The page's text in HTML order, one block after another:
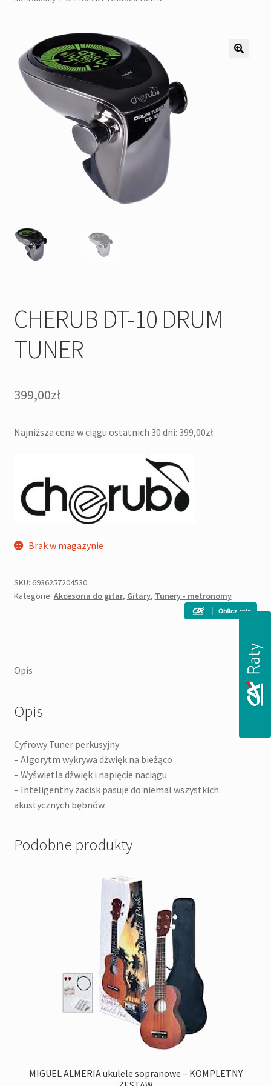
Pozostałe
Kontakt
CHERUB DT-10 DRUM
TUNER
399,00zł
Najniższa cena w ciągu ostatnich 30 dni: 399,00zł
Brak w magazynie
SKU: 6936257204530
Kategorie: Akcesoria do gitar, Gitary, Tunery - metronomy
Opis
Opis
Cyfrowy Tuner perkusyjny
– Algorytm wykrywa dżwięk na bieżąco
– Wyświetla dżwięk i napięcie naciągu
– Inteligentny zacisk pasuje do niemal wszystkich
akustycznych bębnów.
Podobne produkty
MIGUEL ALMERIA ukulele sopranowe – KOMPLETNY